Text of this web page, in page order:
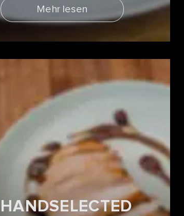
Mehr lesen
HANDSELECTED